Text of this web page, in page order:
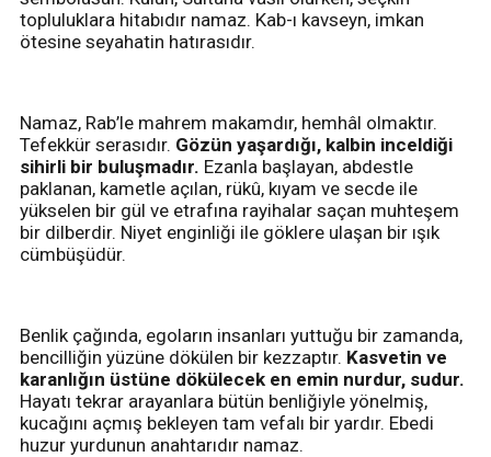
topluluklara hitabıdır namaz. Kab-ı kavseyn, imkan
ötesine seyahatin hatırasıdır.
Namaz, Rab’le mahrem makamdır, hemhâl olmaktır.
Tefekkür serasıdır. Gözün yaşardığı, kalbin inceldiği
sihirli bir buluşmadır. Ezanla başlayan, abdestle
paklanan, kametle açılan, rükû, kıyam ve secde ile
yükselen bir gül ve etrafına rayihalar saçan muhteşem
bir dilberdir. Niyet enginliği ile göklere ulaşan bir ışık
cümbüşüdür.
Benlik çağında, egoların insanları yuttuğu bir zamanda,
bencilliğin yüzüne dökülen bir kezzaptır. Kasvetin ve
karanlığın üstüne dökülecek en emin nurdur, sudur.
Hayatı tekrar arayanlara bütün benliğiyle yönelmiş,
kucağını açmış bekleyen tam vefalı bir yardır. Ebedi
huzur yurdunun anahtarıdır namaz.